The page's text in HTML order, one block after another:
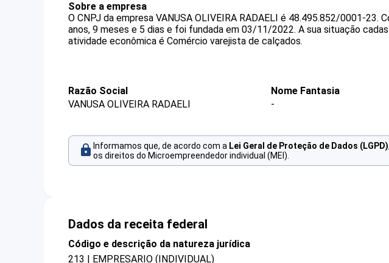
Sobre a empresa
O CNPJ da empresa VANUSA OLIVEIRA RADAELI é 48.495.852/0001-23.
anos, 9 meses e 5 dias e foi fundada em 03/11/2022. A sua situação
atividade econômica é Comércio varejista de calçados.
Razão Social
VANUSA OLIVEIRA RADAELI
Nome Fantasia
-
Informamos que, de acordo com a Lei Geral de Proteção de Dados (LGPD)
os direitos do Microempreendedor individual (MEI).
Dados da receita federal
Código e descrição da natureza jurídica
213 | EMPRESARIO (INDIVIDUAL)